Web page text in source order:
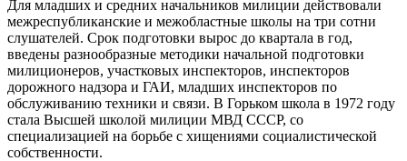
Для младших и средних начальников милиции действовали
межреспубликанские и межобластные школы на три сотни
слушателей. Срок подготовки вырос до квартала в год,
введены разнообразные методики начальной подготовки
милиционеров, участковых инспекторов, инспекторов
дорожного надзора и ГАИ, младших инспекторов по
обслуживанию техники и связи. В Горьком школа в 1972 году
стала Высшей школой милиции МВД СССР, со
специализацией на борьбе с хищениями социалистической
собственности.